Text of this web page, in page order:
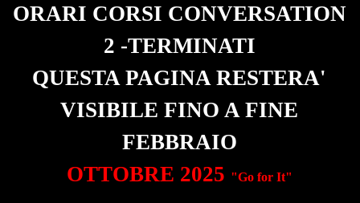
ORARI CORSI CONVERSATION
2 -TERMINATI
QUESTA PAGINA RESTERA'
VISIBILE FINO A FINE
FEBBRAIO
OTTOBRE 2025 "Go for It"